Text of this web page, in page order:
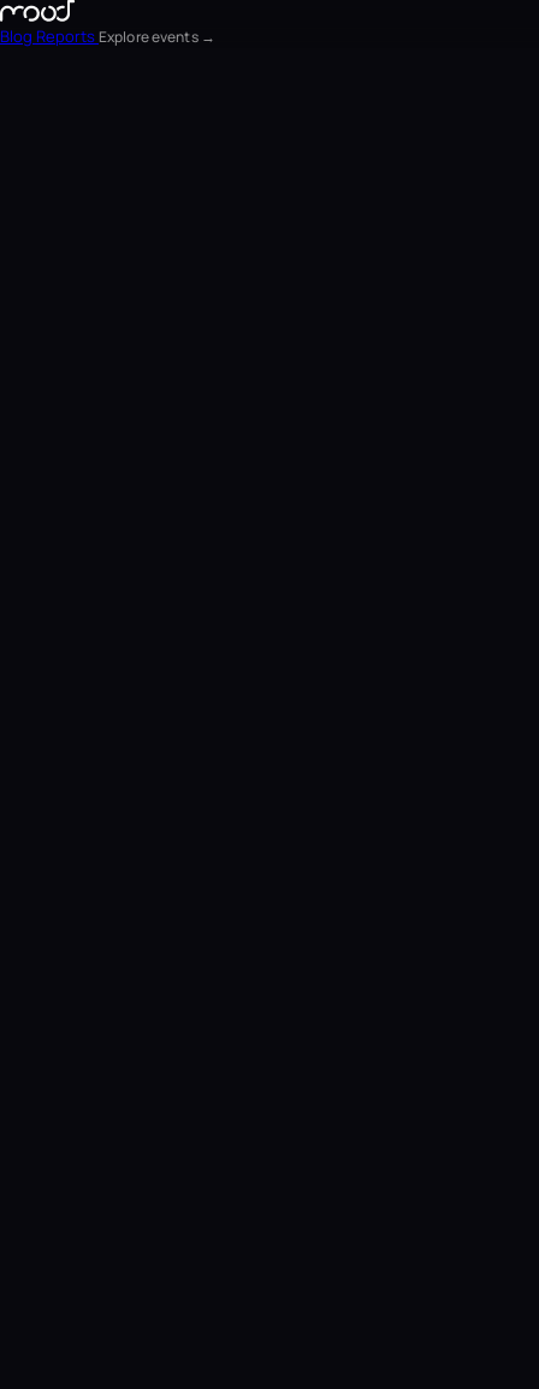
Blog Reports Explore events →